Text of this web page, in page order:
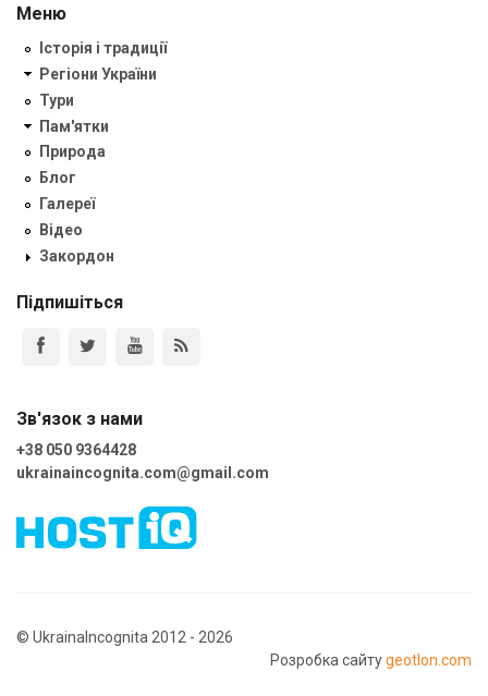
Меню
Історія і традиції
Регіони України
Тури
Пам'ятки
Природа
Блог
Галереї
Відео
Закордон
Підпишіться
Зв'язок з нами
+38 050 9364428
ukrainaincognita.com@gmail.com
© UkrainaIncognita 2012 - 2026
Розробка сайтуgeotlon.com